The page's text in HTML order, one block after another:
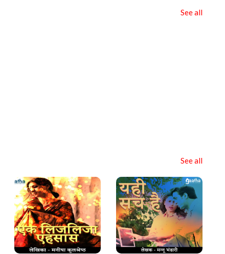
See all
See all